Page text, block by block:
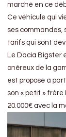
marché en ce
Ce véhicule qui
ses commandes,
tarifs qui sont
Le Dacia Bigster
onéreux de la
est proposé à
son « petit »
20.000€ avec la